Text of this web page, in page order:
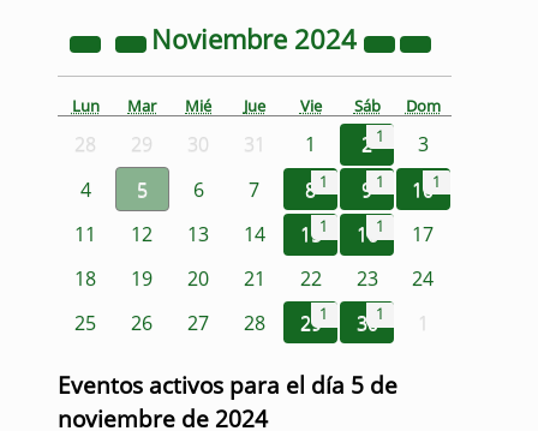
Noviembre 2024
Lun Mar Mié Jue Vie Sáb Dom
28 29 30 31 1 2 1
3
4
5 6 7 8 1 9 1 101
11 12 13 14 151 161
17
18
19 20 21 22 23
24
25
26 27 28 291 301 1
Eventos activos para el día 5 de
noviembre de 2024